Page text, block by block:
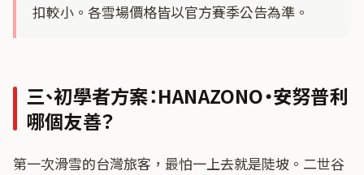
扣較小。各雪場價格皆以官方賽季公告為準。
三、初學者方案：HANAZONO・安努普利
哪個友善？
第一次滑雪的台灣旅客，最怕一上去就是陡坡。二世谷